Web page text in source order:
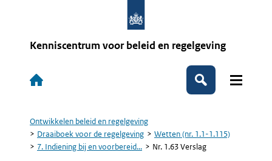
Kenniscentrum voor beleid en regelgeving
Hoofdnavigatie
Zoeken
Kruimelpad
Ontwikkelen beleid en regelgeving
Draaiboek voor de regelgeving
Wetten (nr. 1.1-1.115)
7. Indiening bij en voorbereid...
Nr. 1.63 Verslag